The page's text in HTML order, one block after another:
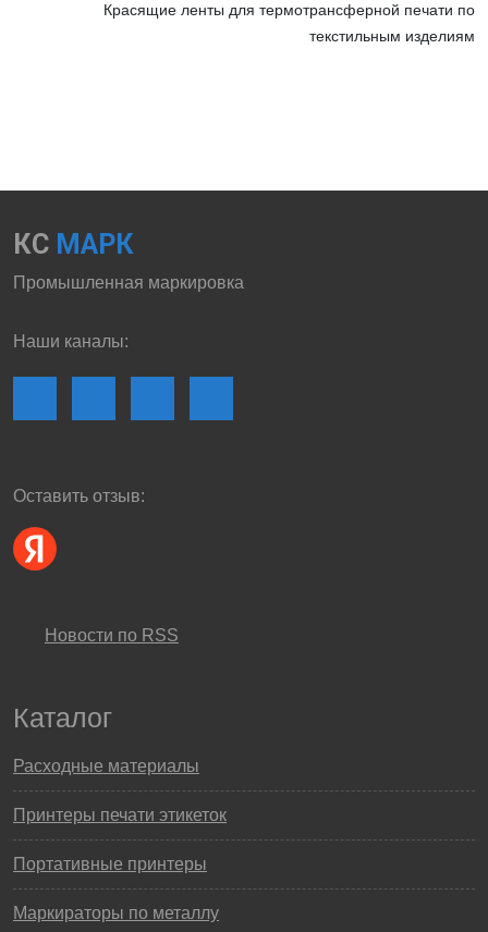
Красящие ленты для термотрансферной печати по
текстильным изделиям
КС МАРК
Промышленная маркировка
Наши каналы:
Оставить отзыв:
Новости по RSS
Каталог
Расходные материалы
Принтеры печати этикеток
Портативные принтеры
Маркираторы по металлу